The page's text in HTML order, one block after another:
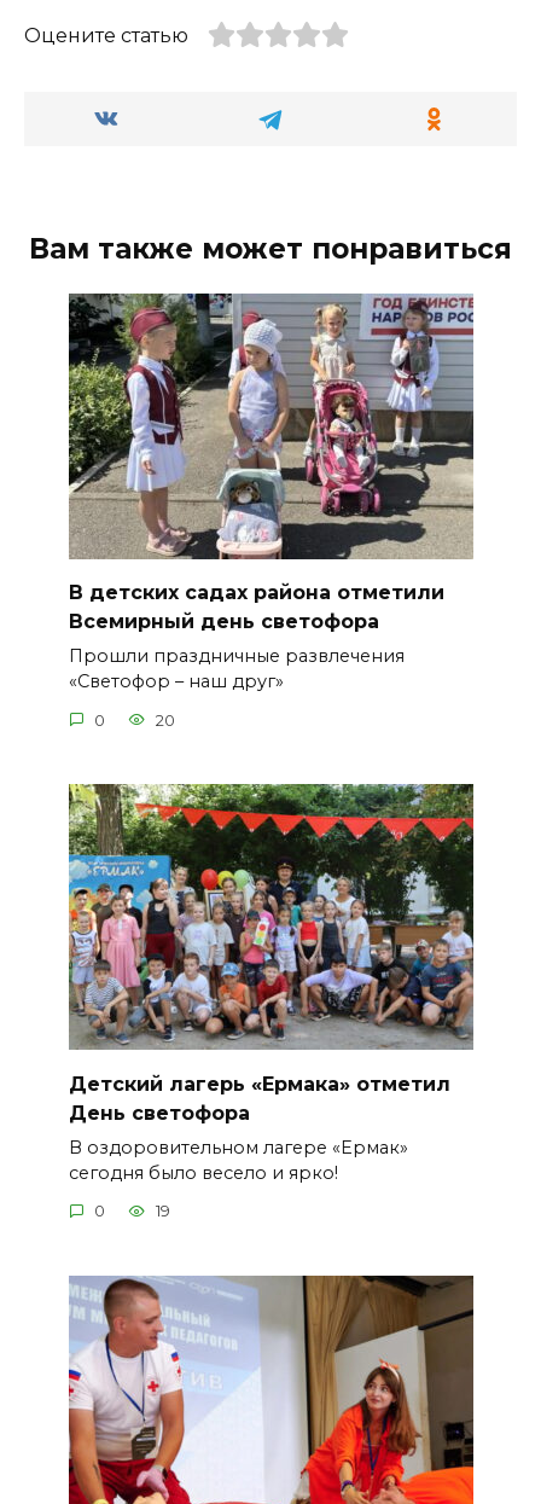
Оцените статью
Вам также может понравиться
В детских садах района отметили
Всемирный день светофора
Прошли праздничные развлечения
«Светофор – наш друг»
0 20
Детский лагерь «Ермака» отметил
День светофора
В оздоровительном лагере «Ермак»
сегодня было весело и ярко!
0 19